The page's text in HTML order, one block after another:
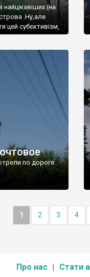
(на
.Ну,але
цей субєктивізм,
по дороге
1 2 3 4
Про нас Стати